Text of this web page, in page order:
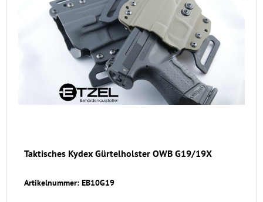
Taktisches Kydex Gürtelholster OWB G19/19X
Artikelnummer: EB10G19